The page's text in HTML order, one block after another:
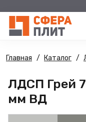
Главная Каталог
ЛДСП Грей
мм ВД